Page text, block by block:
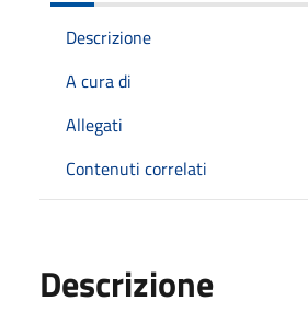
Descrizione
A cura di
Allegati
Contenuti correlati
Descrizione